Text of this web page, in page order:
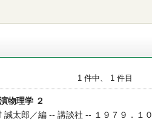
1 件中、 1 件目
物理学 ２
誠太郎／編 -- 講談社 -- １９７９．１